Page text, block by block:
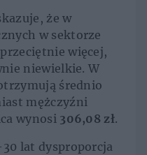
że w
w sektorze
więcej,
niewielkie. W
średnio
mężczyźni
wynosi 306,08 zł.
lat dysproporcja